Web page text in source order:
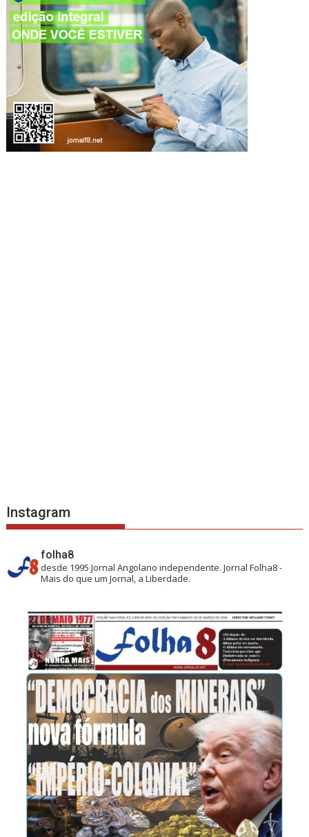
Instagram
folha8
desde 1995 Jornal Angolano independente.Jornal Folha8 -
Mais do que um Jornal, a Liberdade.